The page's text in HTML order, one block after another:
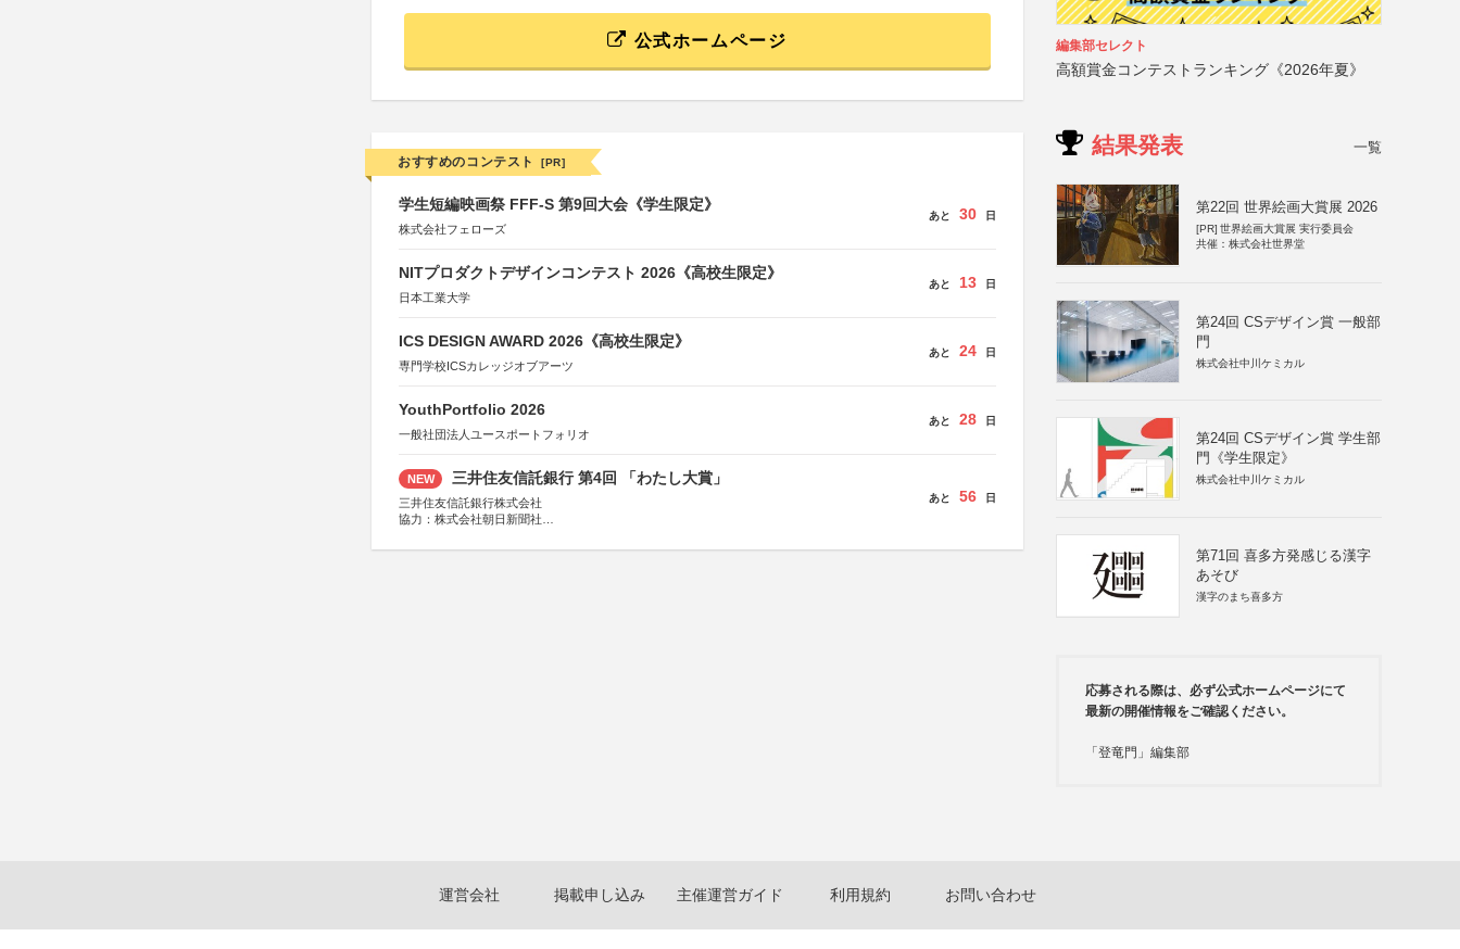
公式ホームページ
おすすめのコンテスト [PR]
学生短編映画祭 FFF-S 第9回大会《学生限定》
株式会社フェローズ
あと 30 日
NITプロダクトデザインコンテスト 2026《高校生限定》
日本工業大学
あと 13 日
ICS DESIGN AWARD 2026《高校生限定》
専門学校ICSカレッジオブアーツ
あと 24 日
YouthPortfolio 2026
一般社団法人ユースポートフォリオ
あと 28 日
NEW 三井住友信託銀行 第4回 「わたし大賞」
三井住友信託銀行株式会社
協力：株式会社朝日新聞社
あと 56 日
編集部セレクト
高額賞金コンテストランキング《2026年夏》
結果発表 一覧
第22回 世界絵画大賞展 2026
[PR] 世界絵画大賞展 実行委員会
共催：株式会社世界堂
第24回 CSデザイン賞 一般部
門
株式会社中川ケミカル
第24回 CSデザイン賞 学生部
門《学生限定》
株式会社中川ケミカル
第71回 喜多方発感じる漢字
あそび
漢字のまち喜多方
応募される際は、必ず公式ホームページにて
最新の開催情報をご確認ください。
「登竜門」編集部
運営会社 掲載申し込み 主催運営ガイド 利用規約 お問い合わせ